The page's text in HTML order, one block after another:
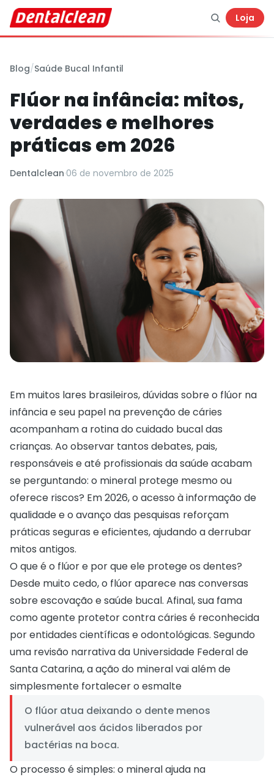
Loja
Blog/Saúde Bucal Infantil
Flúor na infância: mitos,
verdades e melhores
práticas em 2026
Dentalclean·06 de novembro de 2025
Em muitos lares brasileiros, dúvidas sobre o flúor na
infância e seu papel na prevenção de cáries
acompanham a rotina do cuidado bucal das
crianças. Ao observar tantos debates, pais,
responsáveis e até profissionais da saúde acabam
se perguntando: o mineral protege mesmo ou
oferece riscos? Em 2026, o acesso à informação de
qualidade e o avanço das pesquisas reforçam
práticas seguras e eficientes, ajudando a derrubar
mitos antigos.
O que é o flúor e por que ele protege os dentes?
Desde muito cedo, o flúor aparece nas conversas
sobre escovação e saúde bucal. Afinal, sua fama
como agente protetor contra cáries é reconhecida
por entidades científicas e odontológicas. Segundo
uma revisão narrativa da Universidade Federal de
Santa Catarina, a ação do mineral vai além de
simplesmente fortalecer o esmalte
O flúor atua deixando o dente menos
vulnerável aos ácidos liberados por
bactérias na boca.
O processo é simples: o mineral ajuda na